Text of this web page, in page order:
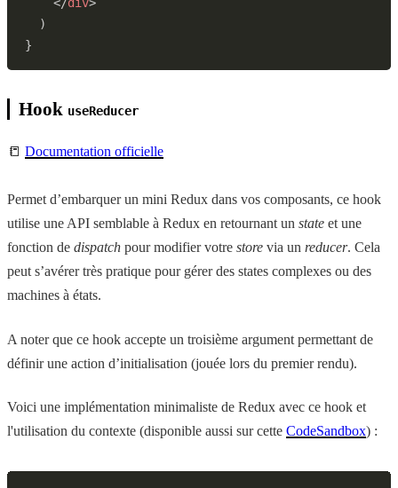
)
}
Hook useReducer
📒 Documentation officielle
Permet d’embarquer un mini Redux dans vos composants, ce hook
utilise une API semblable à Redux en retournant un state et une
fonction de dispatch pour modifier votre store via un reducer. Cela
peut s’avérer très pratique pour gérer des states complexes ou des
machines à états.
A noter que ce hook accepte un troisième argument permettant de
définir une action d’initialisation (jouée lors du premier rendu).
Voici une implémentation minimaliste de Redux avec ce hook et
l'utilisation du contexte (disponible aussi sur cette CodeSandbox) :